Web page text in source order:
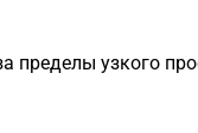
пределы узкого